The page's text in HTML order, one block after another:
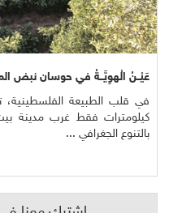
عَيْــنُ الْهوِيَّــةُ في حوسان نبض
في قلب الطبيعة الفلسطينية،
كيلومترات فقط غرب مدينة
بالتنوع الجغرافي ...